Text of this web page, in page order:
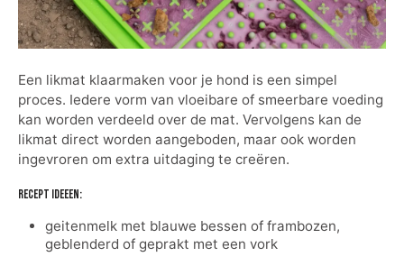
Een likmat klaarmaken voor je hond is een simpel
proces. Iedere vorm van vloeibare of smeerbare voeding
kan worden verdeeld over de mat. Vervolgens kan de
likmat direct worden aangeboden, maar ook worden
ingevroren om extra uitdaging te creëren.
Recept ideeen:
geitenmelk met blauwe bessen of frambozen,
geblenderd of geprakt met een vork